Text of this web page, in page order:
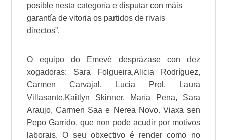
posible nesta categoría e disputar con máis
garantía de vitoria os partidos de rivais
directos”.
O equipo do Emevé desprázase con dez
xogadoras: Sara Folgueira,Alicia Rodríguez,
Carmen Carvajal , Lucia Prol ,
Laura
Villasante,Kaitlyn Skinner, María Pena, Sara
Araujo,Carmen Saa e Nerea Novo. Viaxa sen
Pepo Garrido, que non pode acudir por motivos
laborais. O seu obxectivo é render como no